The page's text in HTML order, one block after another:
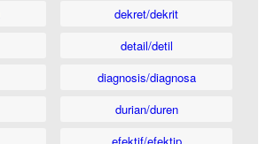
dekret/dekrit
detail/detil
diagnosis/diagnosa
durian/duren